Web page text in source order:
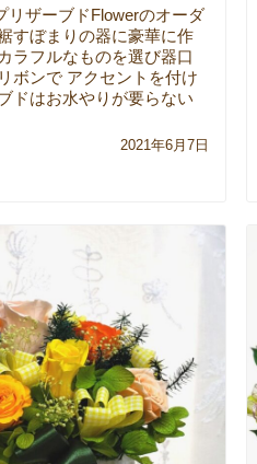
リザーブドFlowerのオーダ
すぼまりの器に豪華に作
ラフルなものを選び器口
ボンで アクセントを付け
ドはお水やりが要らない
2021年6月7日